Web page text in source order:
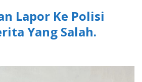
Lapor Ke Polisi
Yang Salah.